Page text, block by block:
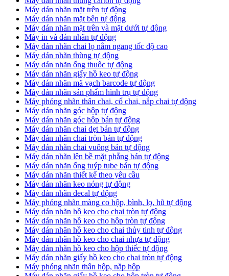
​Máy dán nhãn mặt trên tự động
​Máy dán nhãn mặt bên tự động
​Máy dán nhãn mặt trên và mặt dưới tự động
Máy in và dán nhãn tự động
Máy dán nhãn chai lọ nằm ngang tốc độ cao
​Máy dán nhãn thùng tự động
Máy dán nhãn ống thuốc tự động
​Máy dán nhãn giấy hồ keo tự động
​Máy dán nhãn mã vạch barcode tự động
​Máy dán nhãn sản phẩm hình trụ tự động
Máy phóng nhãn thân chai, cổ chai, nắp chai tự động
​Máy dán nhãn góc hộp tự động
Máy dán nhãn góc hộp bán tự động
​Máy dán nhãn chai dẹt bán tự động
Máy dán nhãn chai tròn bán tự động
Máy dán nhãn chai vuông bán tự động
Máy dán nhãn lên bề mặt phẵng bán tự động
​Máy dán nhãn ống tuýp tube bán tự động
Máy dán nhãn thiết kế theo yêu cầu
​Máy dán nhãn keo nóng tự động
Máy dán nhãn decal tự động
Máy phóng nhãn màng co hộp, bình, lọ, hũ tự động
Máy dán nhãn hồ keo cho chai tròn tự động
Máy dán nhãn hồ keo cho hộp tròn tự động
Máy dán nhãn hồ keo cho chai thủy tinh tự động
Máy dán nhãn hồ keo cho chai nhựa tự động
Máy dán nhãn hồ keo cho hộp thiếc tự động
Máy dán nhãn giấy hồ keo cho chai tròn tự động
Máy phóng nhãn thân hộp, nắp hộp